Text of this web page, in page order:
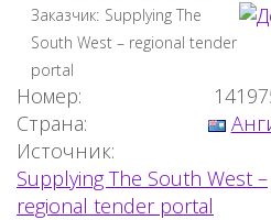
Заказчик: Supplying The
South West – regional tender
portal
Номер:
Страна:
Источник:
Supplying The South West –
regional tender portal